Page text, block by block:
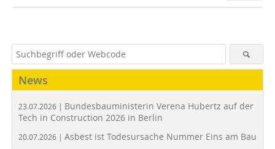
News
23.07.2026 | Bundesbauministerin Verena Hubertz auf der
Tech in Construction 2026 in Berlin
20.07.2026 | Asbest ist Todesursache Nummer Eins am Bau